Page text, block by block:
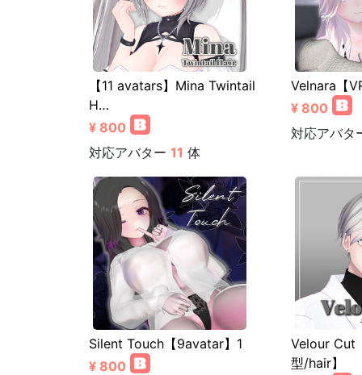
【11 avatars】Mina Twintail
H…
¥ 800
対応アバター 11 体
Velnara【
¥ 800
対応アバタ
Silent Touch【9avatar】1
¥ 800
Velour Cut
型/hair】